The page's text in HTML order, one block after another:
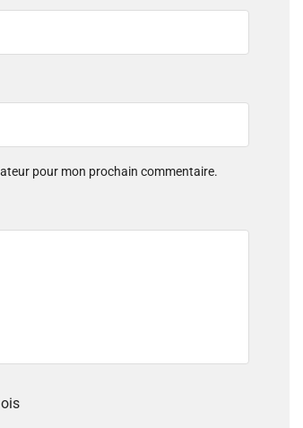
pour mon prochain commentaire.